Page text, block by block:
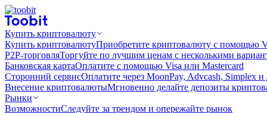
Купить криптовалюту
Купить криптовалютуПриобретите криптовалюту с помощью
P2P-торговляТоргуйте по лучшим ценам с несколькими
Банковская картаОплатите с помощью Visa или Mastercard
Сторонний сервисОплатите через MoonPay, Advcash, Simplex и
Внесение криптовалютыМгновенно делайте депозиты
Рынки
ВозможностиСледуйте за трендом и опережайте рынок